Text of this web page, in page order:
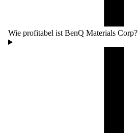
Wie profitabel ist BenQ Materials Corp?